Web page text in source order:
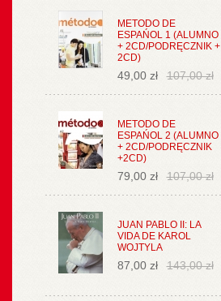
METODO DE
ESPAŃOL 1 (ALUMNO
+ 2CD/PODRĘCZNIK +
2CD)
49,00 zł 107,00 zł
METODO DE
ESPAŃOL 2 (ALUMNO
+ 2CD/PODRĘCZNIK
+2CD)
79,00 zł 107,00 zł
JUAN PABLO II: LA
VIDA DE KAROL
WOJTYLA
87,00 zł 143,00 zł